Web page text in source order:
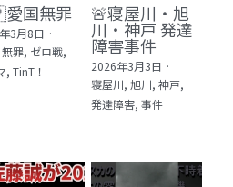
国無罪
3月8日 ·
無罪, ゼロ戦,
, TinT！
🚨寝屋川・旭
川・神戸 発達
障害事件
2026年3月3日 ·
寝屋川, 旭川, 神戸,
発達障害, 事件